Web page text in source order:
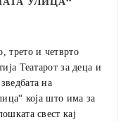
трето и четврто
Театарот за деца и
на
која што има за
свест кај